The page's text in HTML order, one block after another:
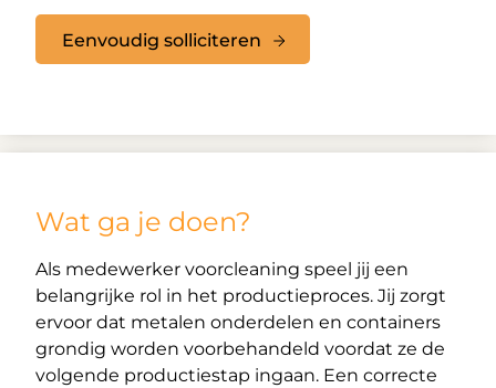
Eenvoudig solliciteren
Wat ga je doen?
Als medewerker voorcleaning speel jij een
belangrijke rol in het productieproces. Jij zorgt
ervoor dat metalen onderdelen en containers
grondig worden voorbehandeld voordat ze de
volgende productiestap ingaan. Een correcte